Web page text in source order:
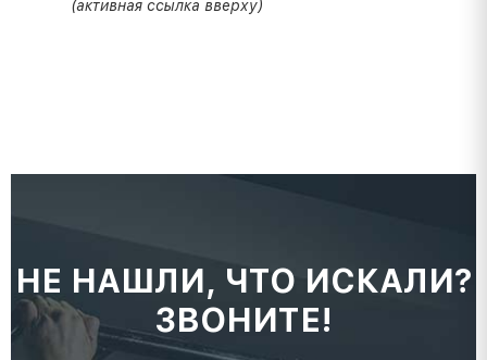
(активная ссылка вверху)
НЕ НАШЛИ, ЧТО ИСКАЛИ?
ЗВОНИТЕ!